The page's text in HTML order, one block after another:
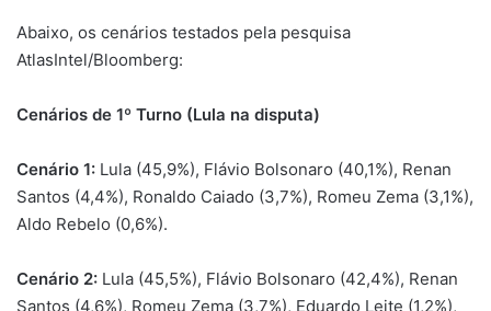
Abaixo, os cenários testados pela pesquisa
AtlasIntel/Bloomberg:
Cenários de 1º Turno (Lula na disputa)
Cenário 1: Lula (45,9%), Flávio Bolsonaro (40,1%), Renan
Santos (4,4%), Ronaldo Caiado (3,7%), Romeu Zema (3,1%),
Aldo Rebelo (0,6%).
Cenário 2: Lula (45,5%), Flávio Bolsonaro (42,4%), Renan
Santos (4,6%), Romeu Zema (3,7%), Eduardo Leite (1,2%),